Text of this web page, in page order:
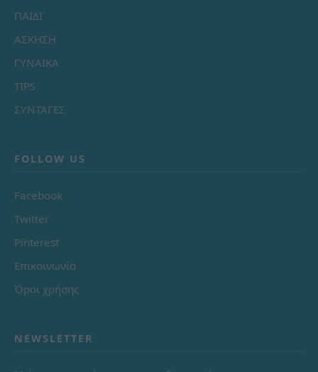
ΠΑΙΔΙ
ΑΣΚΗΣΗ
ΓΥΝΑΙΚΑ
TIPS
ΣΥΝΤΑΓΕΣ
FOLLOW US
Facebook
Twitter
Pinterest
Επικοινωνία
Όροι χρήσης
NEWSLETTER